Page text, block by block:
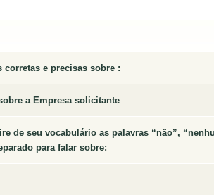
corretas e precisas sobre :
a Empresa solicitante
de seu vocabulário as palavras “não”,
para falar sobre: